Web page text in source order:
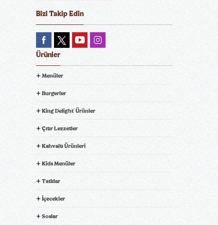
Bizi Takip Edin
Ürünler
Menüler
Burgerler
King Delight® Ürünler
Çıtır Lezzetler
Kahvaltı Ürünleri
Kids Menüler
Tatlılar
İçecekler
Soslar